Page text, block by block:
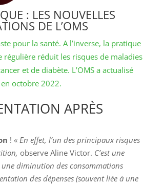
: LES NOUVELLES
DE L’OMS
pour la santé. A l’inverse, la pratique
régulière réduit les risques de maladies
et de diabète. L’OMS a actualisé
octobre 2022.
APRÈS
! « En effet, l’un des principaux risques
observe Aline Victor. C’est une
diminution des consommations
des dépenses (souvent liée à une